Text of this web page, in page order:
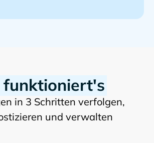
funktioniert's
in 3 Schritten verfolgen,
und verwalten